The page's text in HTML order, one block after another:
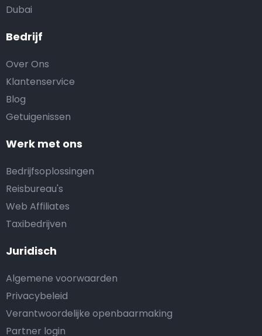
Bedrijf
Over Ons
Klantenservice
Blog
Getuigenissen
Werk met ons
Bedrijfsoplossingen
Reisbureau's
Web Affiliates
Taxibedrijven
Juridisch
Algemene voorwaarden
Privacybeleid
Verantwoordelijke openbaarmaking
Partner login
Dubai